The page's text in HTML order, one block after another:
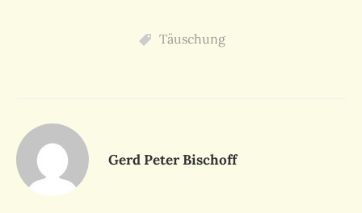
Täuschung
Gerd Peter Bischoff